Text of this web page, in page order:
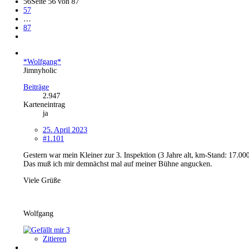
57
…
87
*Wolfgang*
Jimnyholic
Beiträge
2.947
Karteneintrag
ja
25. April 2023
#1.101
Gestern war mein Kleiner zur 3. Inspektion (3 Jahre alt, km-Stand:
Das muß ich mir demnächst mal auf meiner Bühne angucken.
Viele Grüße
Wolfgang
3
Zitieren